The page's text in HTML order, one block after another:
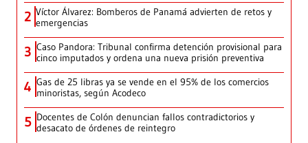
2 Víctor Álvarez: Bomberos de Panamá advierten de retos y
emergencias
3 Caso Pandora: Tribunal confirma detención provisional para
cinco imputados y ordena una nueva prisión preventiva
4 Gas de 25 libras ya se vende en el 95% de los comercios
minoristas, según Acodeco
5 Docentes de Colón denuncian fallos contradictorios y
desacato de órdenes de reintegro